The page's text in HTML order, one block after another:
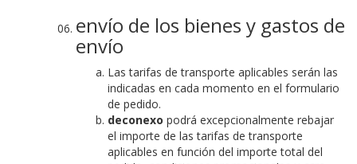
envío de los bienes y gastos de
envío
Las tarifas de transporte aplicables serán las
indicadas en cada momento en el formulario
de pedido.
deconexo podrá excepcionalmente rebajar
el importe de las tarifas de transporte
aplicables en función del importe total del